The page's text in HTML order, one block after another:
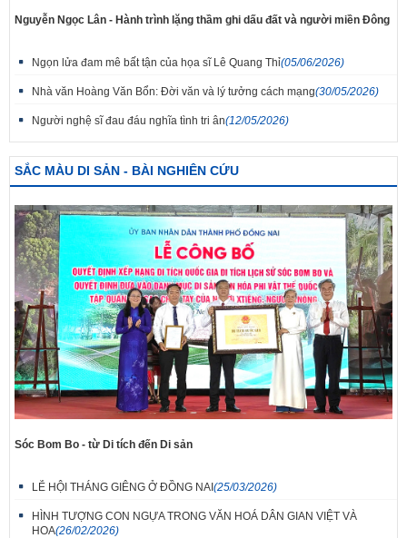
Nguyễn Ngọc Lân - Hành trình lặng thầm ghi dấu đất và người miền Đông
Ngọn lửa đam mê bất tận của họa sĩ Lê Quang Thỉ(05/06/2026)
Nhà văn Hoàng Văn Bổn: Đời văn và lý tưởng cách mạng(30/05/2026)
Người nghệ sĩ đau đáu nghĩa tình tri ân(12/05/2026)
SẮC MÀU DI SẢN - BÀI NGHIÊN CỨU
Sóc Bom Bo - từ Di tích đến Di sản
LỄ HỘI THÁNG GIÊNG Ở ĐỒNG NAI(25/03/2026)
HÌNH TƯỢNG CON NGỰA TRONG VĂN HOÁ DÂN GIAN VIỆT VÀ
HOA(26/02/2026)